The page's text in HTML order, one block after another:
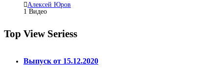
Алексей Юров
1 Видео
Top View Seriess
Выпуск от 15.12.2020